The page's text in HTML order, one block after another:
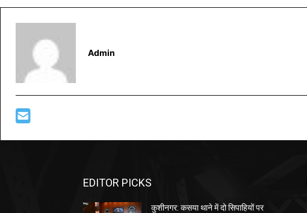
Admin
EDITOR PICKS
कुशीनगर: कसया थाने में दो सिपाहियों पर